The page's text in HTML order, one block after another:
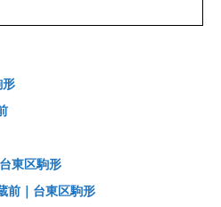
東区駒形
前｜台東区駒形